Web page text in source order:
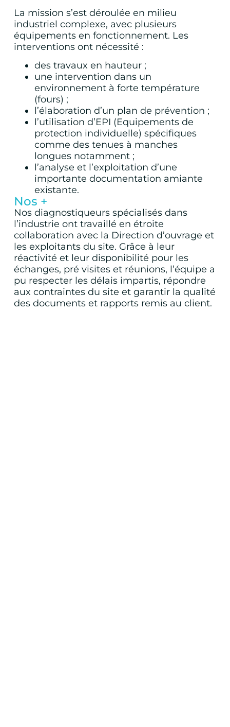
La mission s’est déroulée en milieu
industriel complexe, avec plusieurs
équipements en fonctionnement. Les
interventions ont nécessité :
des travaux en hauteur ;
une intervention dans un
environnement à forte température
(fours) ;
l’élaboration d’un plan de prévention ;
l’utilisation d’EPI (Equipements de
protection individuelle) spécifiques
comme des tenues à manches
longues notamment ;
l’analyse et l’exploitation d’une
importante documentation amiante
existante.
Nos +
Nos diagnostiqueurs spécialisés dans
l’industrie ont travaillé en étroite
collaboration avec la Direction d’ouvrage et
les exploitants du site. Grâce à leur
réactivité et leur disponibilité pour les
échanges, pré visites et réunions, l’équipe a
pu respecter les délais impartis, répondre
aux contraintes du site et garantir la qualité
des documents et rapports remis au client.